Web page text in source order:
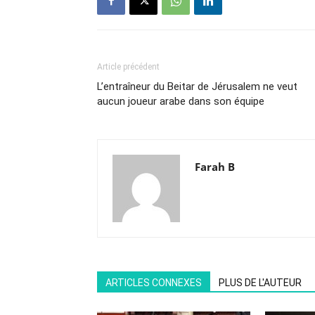
Article précédent
L’entraîneur du Beitar de Jérusalem ne veut
aucun joueur arabe dans son équipe
Farah B
ARTICLES CONNEXES PLUS DE L'AUTEUR